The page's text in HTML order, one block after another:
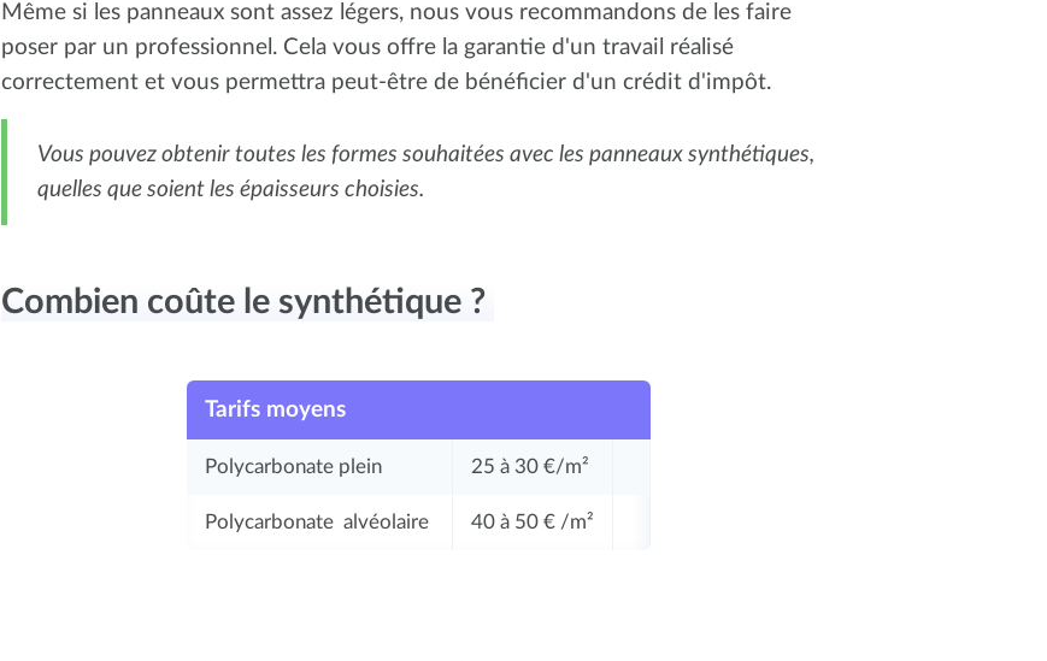
Même si les panneaux sont assez légers, nous vous recommandons de les faire
poser par un professionnel. Cela vous offre la garantie d'un travail réalisé
correctement et vous permettra peut-être de bénéficier d'un crédit d'impôt.
Vous pouvez obtenir toutes les formes souhaitées avec les panneaux synthétiques,
quelles que soient les épaisseurs choisies.
Combien coûte le synthétique ?
Tarifs moyens
Polycarbonate plein 25 à 30 €/m²
Polycarbonate alvéolaire 40 à 50 € /m²